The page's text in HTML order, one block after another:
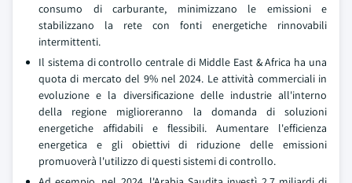
consumo di carburante, minimizzano le emissioni e
stabilizzano la rete con fonti energetiche rinnovabili
intermittenti.
Il sistema di controllo centrale di Middle East & Africa ha una
quota di mercato del 9% nel 2024. Le attività commerciali in
evoluzione e la diversificazione delle industrie all'interno
della regione miglioreranno la domanda di soluzioni
energetiche affidabili e flessibili. Aumentare l'efficienza
energetica e gli obiettivi di riduzione delle emissioni
promuoverà l'utilizzo di questi sistemi di controllo.